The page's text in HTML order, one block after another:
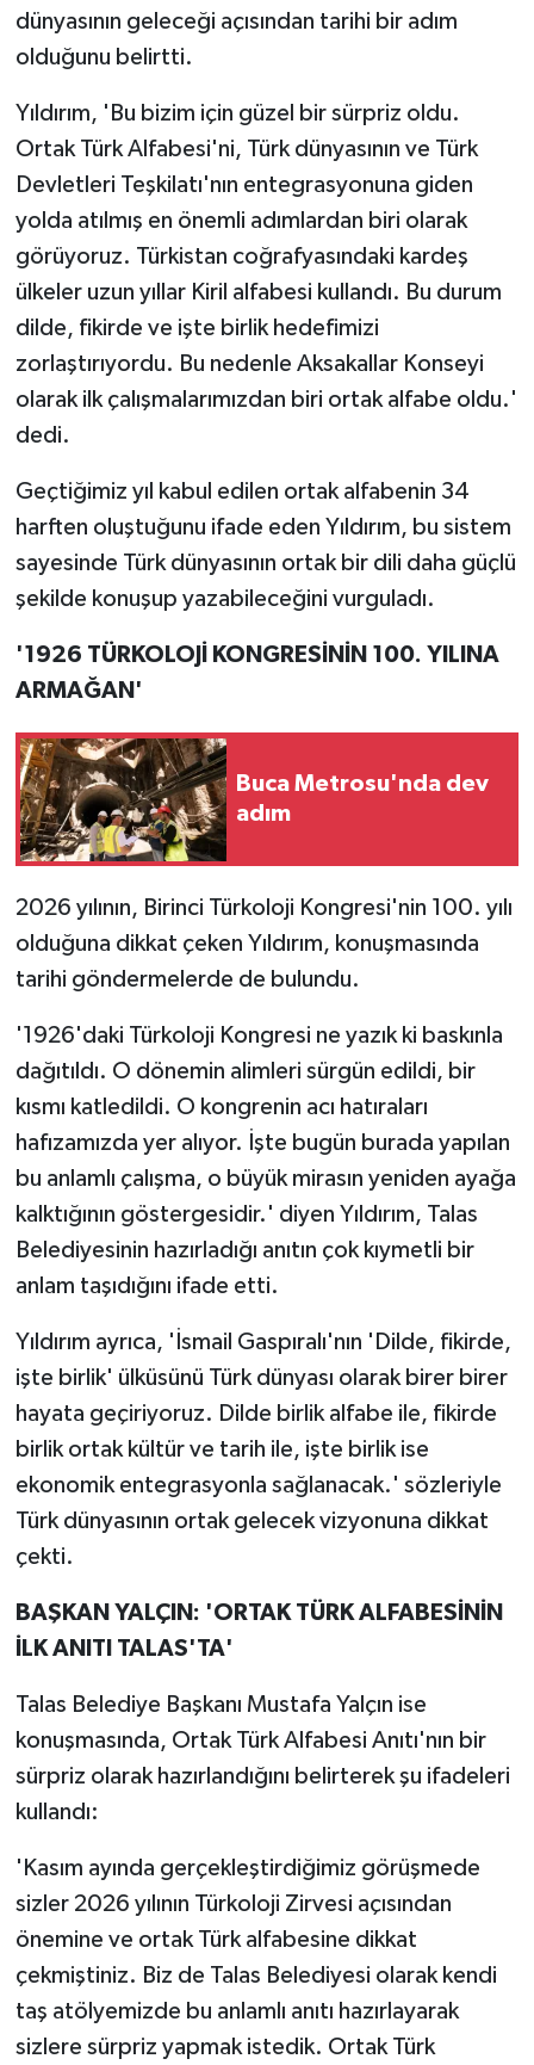
dünyasının geleceği açısından tarihi bir adım
olduğunu belirtti.
Yıldırım, 'Bu bizim için güzel bir sürpriz oldu.
Ortak Türk Alfabesi'ni, Türk dünyasının ve Türk
Devletleri Teşkilatı'nın entegrasyonuna giden
yolda atılmış en önemli adımlardan biri olarak
görüyoruz. Türkistan coğrafyasındaki kardeş
ülkeler uzun yıllar Kiril alfabesi kullandı. Bu durum
dilde, fikirde ve işte birlik hedefimizi
zorlaştırıyordu. Bu nedenle Aksakallar Konseyi
olarak ilk çalışmalarımızdan biri ortak alfabe oldu.'
dedi.
Geçtiğimiz yıl kabul edilen ortak alfabenin 34
harften oluştuğunu ifade eden Yıldırım, bu sistem
sayesinde Türk dünyasının ortak bir dili daha güçlü
şekilde konuşup yazabileceğini vurguladı.
'1926 TÜRKOLOJİ KONGRESİNİN 100. YILINA
ARMAĞAN'
Buca Metrosu'nda dev
adım
2026 yılının, Birinci Türkoloji Kongresi'nin 100. yılı
olduğuna dikkat çeken Yıldırım, konuşmasında
tarihi göndermelerde de bulundu.
'1926'daki Türkoloji Kongresi ne yazık ki baskınla
dağıtıldı. O dönemin alimleri sürgün edildi, bir
kısmı katledildi. O kongrenin acı hatıraları
hafızamızda yer alıyor. İşte bugün burada yapılan
bu anlamlı çalışma, o büyük mirasın yeniden ayağa
kalktığının göstergesidir.' diyen Yıldırım, Talas
Belediyesinin hazırladığı anıtın çok kıymetli bir
anlam taşıdığını ifade etti.
Yıldırım ayrıca, 'İsmail Gaspıralı'nın 'Dilde, fikirde,
işte birlik' ülküsünü Türk dünyası olarak birer birer
hayata geçiriyoruz. Dilde birlik alfabe ile, fikirde
birlik ortak kültür ve tarih ile, işte birlik ise
ekonomik entegrasyonla sağlanacak.' sözleriyle
Türk dünyasının ortak gelecek vizyonuna dikkat
çekti.
BAŞKAN YALÇIN: 'ORTAK TÜRK ALFABESİNİN
İLK ANITI TALAS'TA'
Talas Belediye Başkanı Mustafa Yalçın ise
konuşmasında, Ortak Türk Alfabesi Anıtı'nın bir
sürpriz olarak hazırlandığını belirterek şu ifadeleri
kullandı:
'Kasım ayında gerçekleştirdiğimiz görüşmede
sizler 2026 yılının Türkoloji Zirvesi açısından
önemine ve ortak Türk alfabesine dikkat
çekmiştiniz. Biz de Talas Belediyesi olarak kendi
taş atölyemizde bu anlamlı anıtı hazırlayarak
sizlere sürpriz yapmak istedik. Ortak Türk